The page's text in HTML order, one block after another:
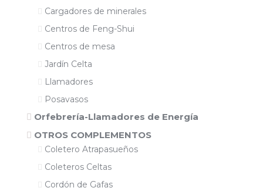
Cargadores de minerales
Centros de Feng-Shui
Centros de mesa
Jardín Celta
Llamadores
Posavasos
Orfebrería-Llamadores de Energía
OTROS COMPLEMENTOS
Coletero Atrapasueños
Coleteros Celtas
Cordón de Gafas